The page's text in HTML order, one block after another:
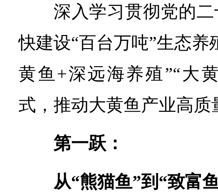
深入学习贯彻党的
快建设“百台万吨”生态养
黄鱼+深远海养殖”“大
式，推动大黄鱼产业高质
第一跃：
从“熊猫鱼”到“致富